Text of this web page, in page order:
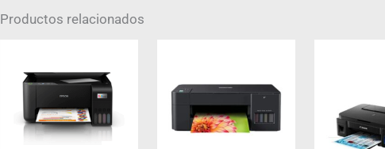
Productos relacionados